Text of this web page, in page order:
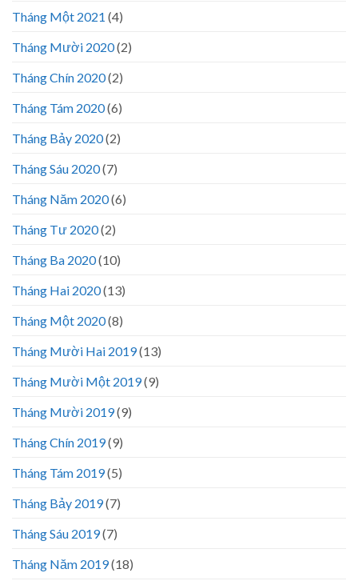
Tháng Một 2021 (4)
Tháng Mười 2020(2)
Tháng Chín 2020(2)
Tháng Tám 2020(6)
Tháng Bảy 2020(2)
Tháng Sáu 2020(7)
Tháng Năm 2020(6)
Tháng Tư 2020(2)
Tháng Ba 2020(10)
Tháng Hai 2020(13)
Tháng Một 2020(8)
Tháng Mười Hai 2019(13)
Tháng Mười Một 2019(9)
Tháng Mười 2019(9)
Tháng Chín 2019(9)
Tháng Tám 2019(5)
Tháng Bảy 2019(7)
Tháng Sáu 2019(7)
Tháng Năm 2019(18)